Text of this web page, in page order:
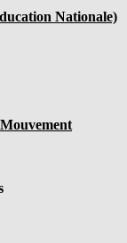
Nationale)